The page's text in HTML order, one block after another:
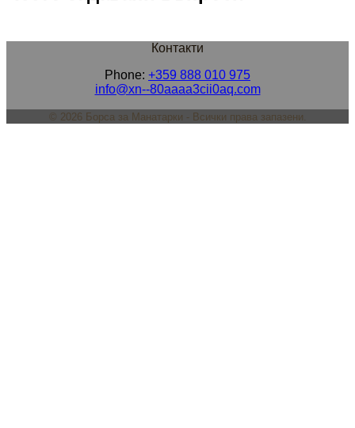
Контакти
Phone: +359 888 010 975
info@xn--80aaaa3cii0aq.com
© 2026 Борса за Манатарки - Всички права запазени.